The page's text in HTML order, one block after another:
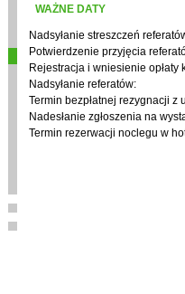
WAŻNE DATY
Nadsyłanie streszczeń
Potwierdzenie przyjęcia
Rejestracja i wniesienie opłaty
Nadsyłanie referatów:
Termin bezpłatnej rezygnacji z
Nadesłanie zgłoszenia na
Termin rezerwacji noclegu w